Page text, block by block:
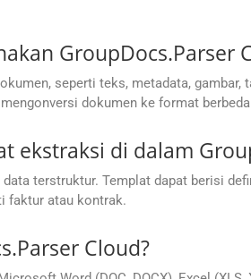
GroupDocs.Parser
seperti teks, metadata,
dokumen ke format
di dalam
terstruktur. Templat dapat berisi
faktur atau kontrak.
Cloud?